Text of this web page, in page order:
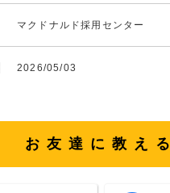
マクドナルド採用センター
2026/05/03
お友達に教える